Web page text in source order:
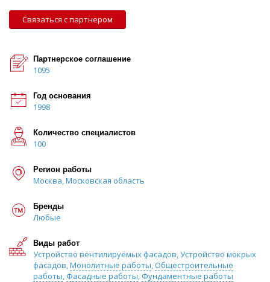
Связаться с партнером
Партнерское соглашение
1095
Год основания
1998
Количество специалистов
100
Регион работы
Москва, Московская область
Бренды
Любые
Виды работ
Устройство вентилируемых фасадов, Устройство мокрых
фасадов,Монолитные работы,Общестроительные
работы, Фасадные работы, Фундаментные работы